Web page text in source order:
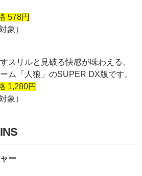
578円
象）
スリルと見破る快感が味わえる、
ム「人狼」のSUPER DX版です。
1,280円
象）
ー